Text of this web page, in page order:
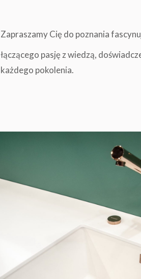
Zapraszamy Cię do poznania
łączącego pasję z wiedzą,
każdego pokolenia.